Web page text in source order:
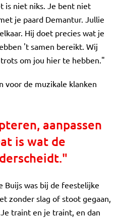
is niet niks. Je bent niet
je paard Demantur. Jullie
Hij doet precies wat je
't samen bereikt. Wij
om jou hier te hebben."
voor de muzikale klanken
aanpassen
is wat de
Buijs was bij de feestelijke
zonder slag of stoot gegaan,
traint en je traint, en dan